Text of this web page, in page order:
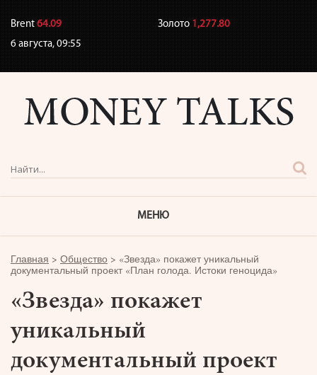
Brent64.09 Золото1,277.80
6 августа,09:55
МЕНЮ
Главная > Общество > «Звезда» покажет уникальный
документальный проект «План голода. Истоки геноцида»
«Звезда» покажет
уникальный
документальный проект